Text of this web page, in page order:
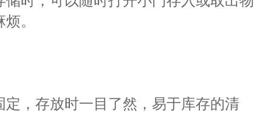
。
定，存放时一目了然，易于库存的清